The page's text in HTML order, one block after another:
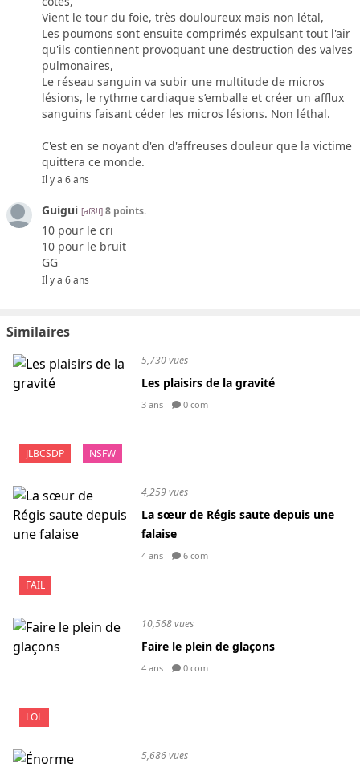
Vient le tour du foie, très douloureux mais non létal,
Les poumons sont ensuite comprimés expulsant tout l'air
qu'ils contiennent provoquant une destruction des valves
pulmonaires,
Le réseau sanguin va subir une multitude de micros
lésions, le rythme cardiaque s’emballe et créer un afflux
sanguins faisant céder les micros lésions. Non léthal.
C'est en se noyant d'en d'affreuses douleur que la victime
quittera ce monde.
Il y a 6 ans
Guigui [af8!f] 8 points.
10 pour le cri
10 pour le bruit
GG
Il y a 6 ans
Similaires
JLBCSDP NSFW
5,730 vues
Les plaisirs de la gravité
3 ans 0 com
FAIL
4,259 vues
La sœur de Régis saute depuis une
falaise
4 ans 6 com
LOL
10,568 vues
Faire le plein de glaçons
4 ans 0 com
5,686 vues